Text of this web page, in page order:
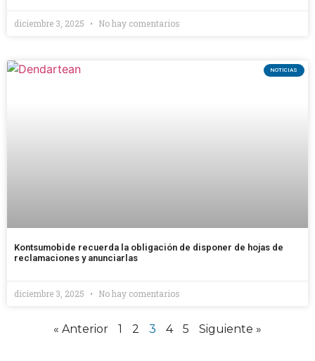
diciembre 3, 2025 No hay comentarios
NOTICIAS
Kontsumobide recuerda la obligación de disponer de hojas de
reclamaciones y anunciarlas
diciembre 3, 2025 No hay comentarios
« Anterior 1 2 3 4 5 Siguiente »